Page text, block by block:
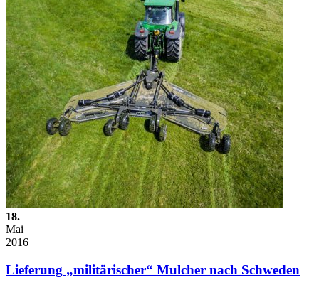
18.
Mai
2016
Lieferung „militärischer“ Mulcher nach Schweden